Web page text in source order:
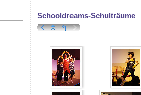
Schooldreams-Schulträume